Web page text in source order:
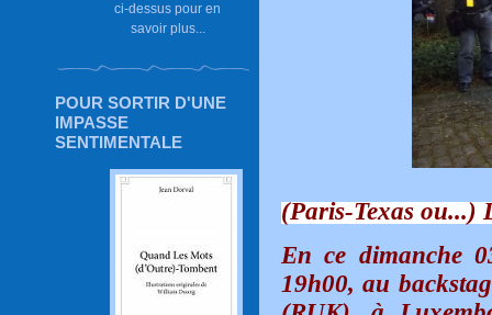
ci-dessus pour en
savoir plus...
POUR SORTIR D'UNE
IMPASSE
SENTIMENTALE
(Paris-Texas
En ce dimanche
19h00, au